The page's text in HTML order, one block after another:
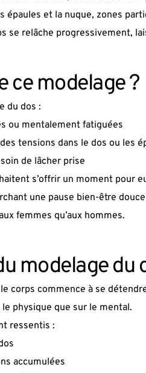
épaules et la nuque, zones
se relâche progressivement,
ce modelage ?
du dos :
ou mentalement fatiguées
tensions dans le dos ou les
de lâcher prise
s’offrir un moment pour
une pause bien-être
femmes qu’aux hommes.
modelage du
corps commence à se
physique que sur le mental.
ressentis :
accumulées